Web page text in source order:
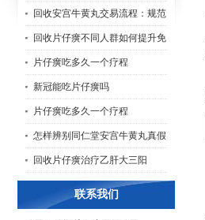
回收安宫牛黄丸交易流程：规范
回收片仔癀不同人群如何提升免
片仔癀吃多久一个疗程
新冠能吃片仔癀吗
片仔癀吃多久一个疗程
怎样辨别同仁堂安宫牛黄丸真假
回收片仔癀治疗乙肝大三阳
联系我们